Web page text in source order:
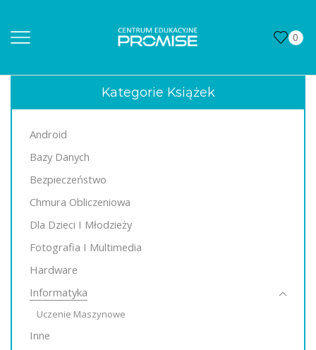
0
Kategorie Książek
Android
Bazy Danych
Bezpieczeństwo
Chmura Obliczeniowa
Dla Dzieci I Młodzieży
Fotografia I Multimedia
Hardware
Informatyka
Uczenie Maszynowe
Inne